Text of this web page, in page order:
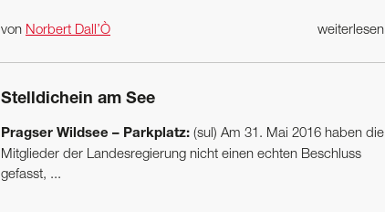
weiterlesen
von Norbert Dall’Ò
Stelldichein am See
Pragser Wildsee – Parkplatz: (sul) Am 31. Mai 2016 haben die
Mitglieder der Landesregierung nicht einen echten Beschluss
gefasst, ...